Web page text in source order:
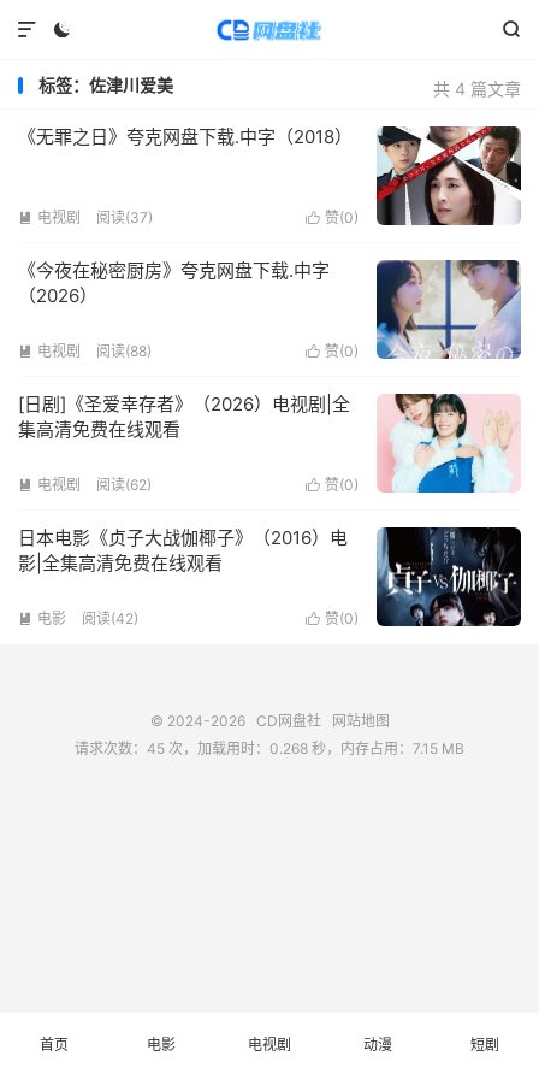
 

共 4 篇文章
标签：佐津川爱美
《无罪之日》夸克网盘下载.中字（2018）
 赞(0)
 电视剧 阅读(37)
《今夜在秘密厨房》夸克网盘下载.中字
（2026）
 赞(0)
 电视剧 阅读(88)
[日剧]《圣爱幸存者》（2026）电视剧|全
集高清免费在线观看
 赞(0)
 电视剧 阅读(62)
日本电影《贞子大战伽椰子》（2016）电
影|全集高清免费在线观看
 赞(0)
 电影 阅读(42)
© 2024-2026 CD网盘社
网站地图
请求次数：45 次，加载用时：0.268 秒，内存占用：7.15 MB
首页 电影 电视剧 动漫 短剧